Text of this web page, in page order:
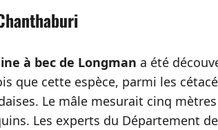
à bec de Longman a été
que cette espèce, parmi les
Le mâle mesurait cinq
Les experts du Département